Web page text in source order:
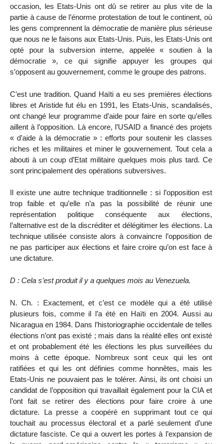
occasion, les Etats-Unis ont dû se retirer au plus vite de la
partie à cause de l’énorme protestation de tout le continent, où
les gens comprennent la démocratie de manière plus sérieuse
que nous ne le faisons aux Etats-Unis. Puis, les Etats-Unis ont
opté pour la subversion interne, appelée « soutien à la
démocratie », ce qui signifie appuyer les groupes qui
s’opposent au gouvernement, comme le groupe des patrons.
C’est une tradition. Quand Haïti a eu ses premières élections
libres et Aristide fut élu en 1991, les Etats-Unis, scandalisés,
ont changé leur programme d’aide pour faire en sorte qu’elles
aillent à l’opposition. Là encore, l’USAID a financé des projets
« d’aide à la démocratie » : efforts pour soutenir les classes
riches et les militaires et miner le gouvernement. Tout cela a
abouti à un coup d’Etat militaire quelques mois plus tard. Ce
sont principalement des opérations subversives.
Il existe une autre technique traditionnelle : si l’opposition est
trop faible et qu’elle n’a pas la possibilité de réunir une
représentation politique conséquente aux élections,
l’alternative est de la discréditer et délégitimer les élections. La
technique utilisée consiste alors à convaincre l’opposition de
ne pas participer aux élections et faire croire qu’on est face à
une dictature.
D : Cela s’est produit il y a quelques mois au Venezuela.
N. Ch. : Exactement, et c’est ce modèle qui a été utilisé
plusieurs fois, comme il l’a été en Haïti en 2004. Aussi au
Nicaragua en 1984. Dans l’historiographie occidentale de telles
élections n’ont pas existé ; mais dans la réalité elles ont existé
et ont probablement été les élections les plus surveillées du
moins à cette époque. Nombreux sont ceux qui les ont
ratifiées et qui les ont définies comme honnêtes, mais les
Etats-Unis ne pouvaient pas le tolérer. Ainsi, ils ont choisi un
candidat de l’opposition qui travaillait également pour la CIA et
l’ont fait se retirer des élections pour faire croire à une
dictature. La presse a coopéré en supprimant tout ce qui
touchait au processus électoral et a parlé seulement d’une
dictature fasciste. Ce qui a ouvert les portes à l’expansion de